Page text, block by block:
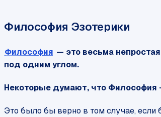
Философия Эзотерики
Философия — это весьма
под одним углом.
Некоторые думают, что Философия
Это было бы верно в том случае,